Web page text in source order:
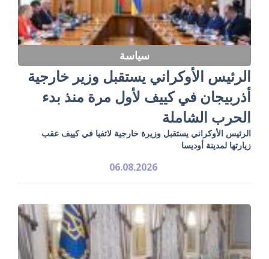
سياسة
الرئيس الأوكراني يستقبل وزير خارجية
أذربيجان في كييف لأول مرة منذ بدء
الحرب الشاملة
الرئيس الأوكراني يستقبل وزيرة خارجية لاتفيا في كييف عقب
زيارتها لمدينة أوديسا
06.08.2026